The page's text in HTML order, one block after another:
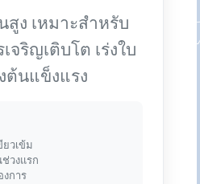
สูง เหมาะสำหรับ
จริญเติบโต เร่งใบ
ต้นแข็งแรง
ยวเข้ม
ช่วงแรก
งการ